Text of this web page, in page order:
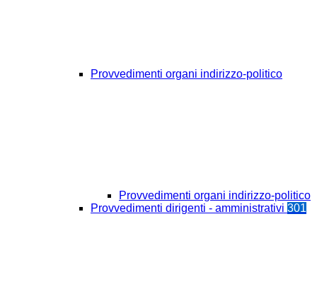
Provvedimenti organi indirizzo-politico
Provvedimenti organi indirizzo-politico
Provvedimenti dirigenti - amministrativi 301